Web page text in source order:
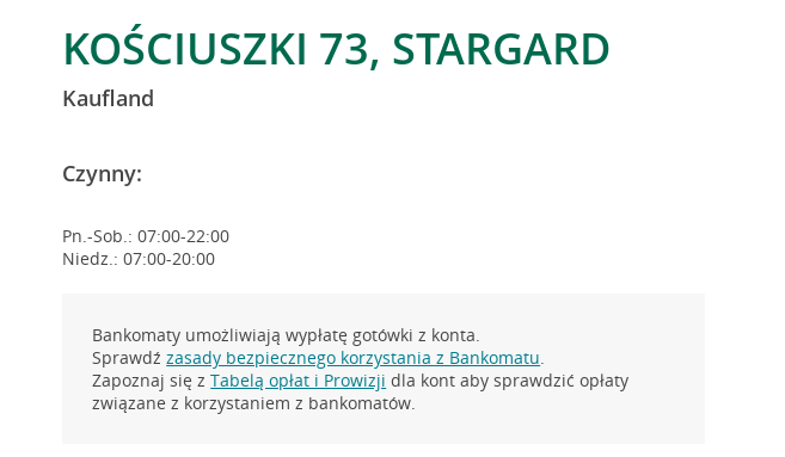
KOŚCIUSZKI 73, STARGARD
Kaufland
Czynny:
Pn.-Sob.: 07:00-22:00
Niedz.: 07:00-20:00
Bankomaty umożliwiają wypłatę gotówki z konta.
Sprawdźzasady bezpiecznego korzystania z Bankomatu.
Zapoznaj się zTabelą opłat i Prowizji dla kont aby sprawdzić opłaty
związane z korzystaniem z bankomatów.